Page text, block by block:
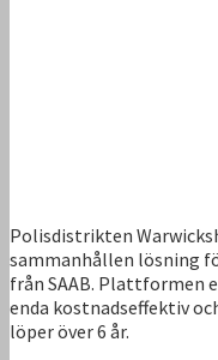
Polisdistrikten
sammanhållen lösning
från SAAB. Plattformen
enda kostnadseffektiv
löper över 6 år.